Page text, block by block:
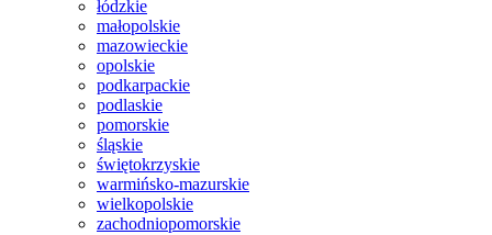
łódzkie
małopolskie
mazowieckie
opolskie
podkarpackie
podlaskie
pomorskie
śląskie
świętokrzyskie
warmińsko-mazurskie
wielkopolskie
zachodniopomorskie